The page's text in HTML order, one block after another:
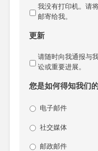
我没有打印机。请
邮寄给我。
更新
请随时向我通报与
讼或重要进展。
您是如何得知我们
电子邮件
社交媒体
邮政邮件